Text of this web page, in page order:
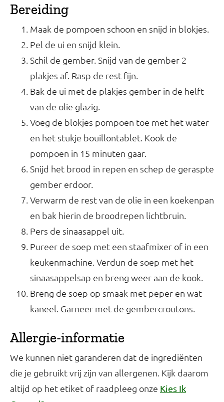
Bereiding
Maak de pompoen schoon en snijd in blokjes.
Pel de ui en snijd klein.
Schil de gember. Snijd van de gember 2
plakjes af. Rasp de rest fijn.
Bak de ui met de plakjes gember in de helft
van de olie glazig.
Voeg de blokjes pompoen toe met het water
en het stukje bouillontablet. Kook de
pompoen in 15 minuten gaar.
Snijd het brood in repen en schep de geraspte
gember erdoor.
Verwarm de rest van de olie in een koekenpan
en bak hierin de broodrepen lichtbruin.
Pers de sinaasappel uit.
Pureer de soep met een staafmixer of in een
keukenmachine. Verdun de soep met het
sinaasappelsap en breng weer aan de kook.
Breng de soep op smaak met peper en wat
kaneel. Garneer met de gembercroutons.
Allergie-informatie
We kunnen niet garanderen dat de ingrediënten
die je gebruikt vrij zijn van allergenen. Kijk daarom
altijd op het etiket of raadpleeg onze Kies Ik